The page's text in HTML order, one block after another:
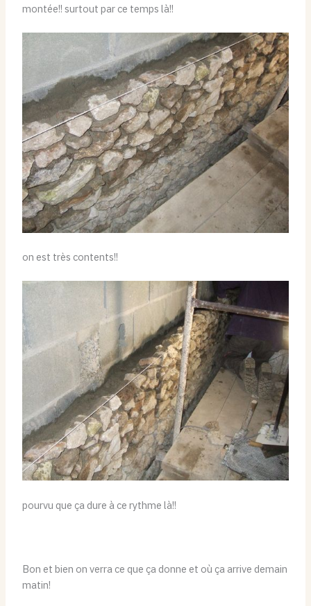
montée!! surtout par ce temps là!!
on est très contents!!
pourvu que ça dure à ce rythme là!!
Bon et bien on verra ce que ça donne et où ça arrive demain
matin!